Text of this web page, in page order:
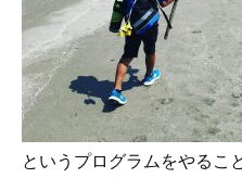
というプログラムをやるこ